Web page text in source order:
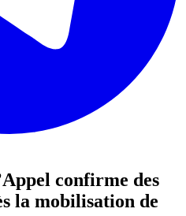
confirme des
la mobilisation de